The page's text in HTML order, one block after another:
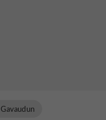
Gavaudun